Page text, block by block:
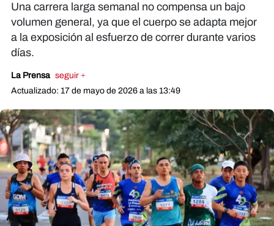
Una carrera larga semanal no compensa un bajo
volumen general, ya que el cuerpo se adapta mejor
a la exposición al esfuerzo de correr durante varios
días.
La Prensa seguir +
Actualizado: 17 de mayo de 2026 a las 13:49